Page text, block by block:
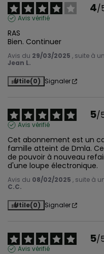
4/
Avis vérifié
RAS
Bien. Continuer
Avis du 29/03/2025 , suite à
Jean L.
Utile(0) Signaler
5/
Avis vérifié
Cet abonnement est un
famille atteint de Dmla.
de pouvoir à nouveau
d'une loupe électronique.
Avis du 08/02/2025 , suite à
C.C.
Utile(0) Signaler
5/
Avis vérifié